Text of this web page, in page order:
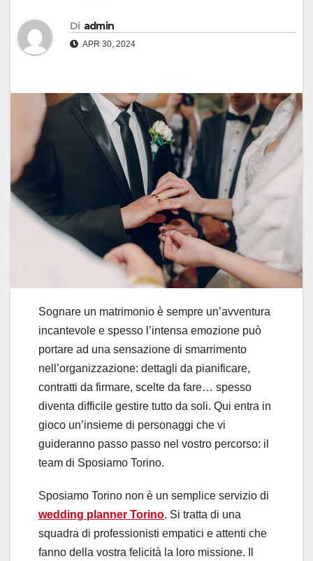
Di admin
APR 30, 2024
Sognare un matrimonio è sempre un’avventura
incantevole e spesso l’intensa emozione può
portare ad una sensazione di smarrimento
nell’organizzazione: dettagli da pianificare,
contratti da firmare, scelte da fare… spesso
diventa difficile gestire tutto da soli. Qui entra in
gioco un’insieme di personaggi che vi
guideranno passo passo nel vostro percorso: il
team di Sposiamo Torino.
Sposiamo Torino non è un semplice servizio di
wedding planner Torino. Si tratta di una
squadra di professionisti empatici e attenti che
fanno della vostra felicità la loro missione. Il